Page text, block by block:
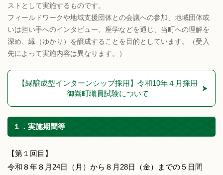
ストとして実施するものです。
フィールドワークや地域支援団体との会議への参加、地域団体或
いは担い手へのインタビュー、座学などを通じ、当町への理解を
深め、縁（ゆかり）を醸成することを目的としています。（受入
先によって実施内容は異なります。）
【縁醸成型インターンシップ採用】令和10年４月採用
御嵩町職員試験について
１．実施期間等
【第１回目】
令和８年８月24日（月）から８月28日（金）までの５日間